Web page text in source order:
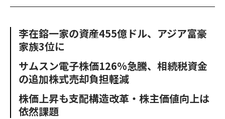
c
o
o
k
i
e
r
o
u
o
n
李在鎔一家の資産455億ドル、アジア富豪
家族3位に
サムスン電子株価126%急騰、相続税資金
の追加株式売却負担軽減
株価上昇も支配構造改革・株主価値向上は
依然課題